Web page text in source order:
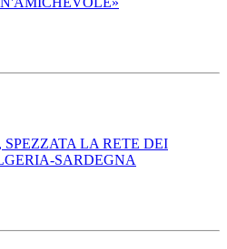
LA RETE DEI
SARDEGNA